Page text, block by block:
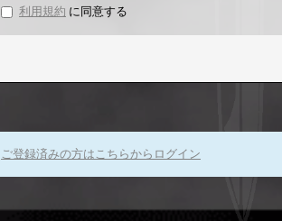
利用規約 に同意する
ご登録済みの方はこちらからログイン